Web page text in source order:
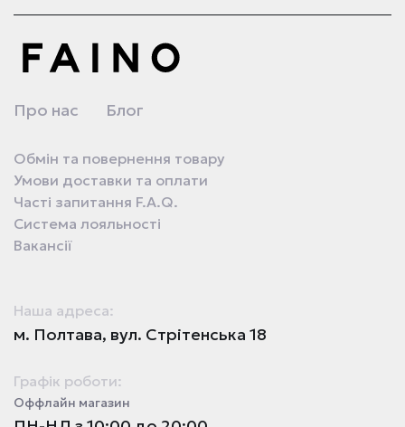
Про нас Блог
Обмін та повернення товару
Умови доставки та оплати
Часті запитання F.A.Q.
Система лояльності
Вакансії
Наша адреса:
м. Полтава, вул. Стрітенська 18
Графік роботи:
Оффлайн магазин